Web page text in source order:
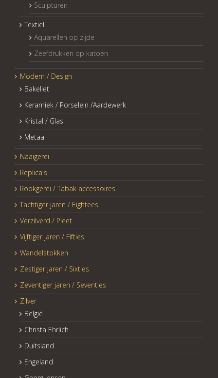
Sculpturen
Textiel
Aquarellen op zijde
Zeefdrukken op katoen
Modern / Design
Bakeliet
Keramiek / Porselein /Aardewerk
Kristal / Glas
Metaal
Naaigerei
Replica's
Rookgerei / Tabak accessoires
Tachtiger jaren / Eightees
Verzilverd / Pleet
Vijftiger jaren / Fifties
Wandelstokken
Zestiger jaren / Sixties
Zeventiger jaren / Seventies
Zilver
België
Christa Ehrlich
Duitsland
Engeland